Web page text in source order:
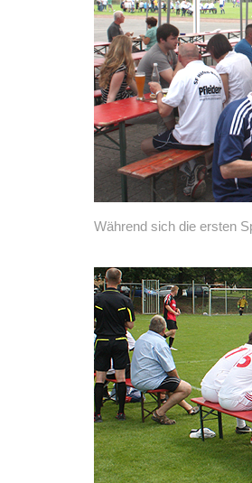
Während sich die ersten